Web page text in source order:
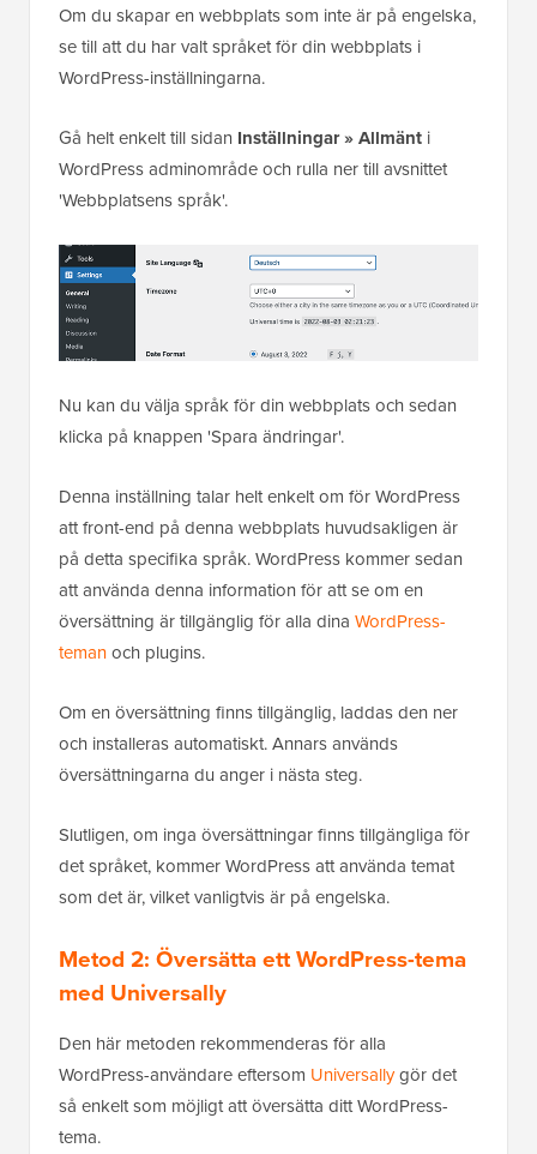
Om du skapar en webbplats som inte är på engelska,
se till att du har valt språket för din webbplats i
WordPress-inställningarna.
Gå helt enkelt till sidan Inställningar » Allmänt i
WordPress adminområde och rulla ner till avsnittet
'Webbplatsens språk'.
Nu kan du välja språk för din webbplats och sedan
klicka på knappen 'Spara ändringar'.
Denna inställning talar helt enkelt om för WordPress
att front-end på denna webbplats huvudsakligen är
på detta specifika språk. WordPress kommer sedan
att använda denna information för att se om en
översättning är tillgänglig för alla dina WordPress-
temanoch plugins.
Om en översättning finns tillgänglig, laddas den ner
och installeras automatiskt. Annars används
översättningarna du anger i nästa steg.
Slutligen, om inga översättningar finns tillgängliga för
det språket, kommer WordPress att använda temat
som det är, vilket vanligtvis är på engelska.
Metod 2: Översätta ett WordPress-tema
med Universally
Den här metoden rekommenderas för alla
WordPress-användare eftersom Universallygör det
så enkelt som möjligt att översätta ditt WordPress-
tema.